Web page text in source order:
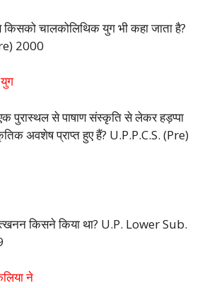
चालकोलिथिक युग भी कहा जाता है?
2000
युग
पुरास्थल से पाषाण संस्कृति से लेकर हड़प्पा
अवशेष प्राप्त हुए हैं? U.P.P.C.S. (Pre)
किसने किया था? U.P. Lower Sub.
ने